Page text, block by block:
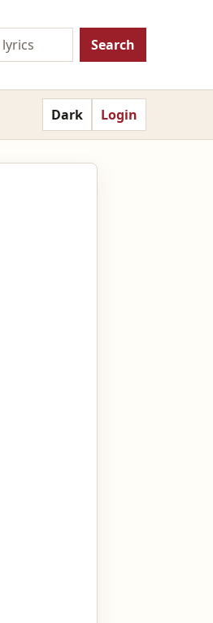
Search
Dark Login